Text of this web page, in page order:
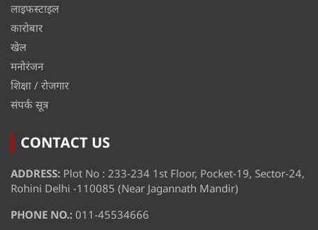
लाइफस्टाइल
कारोबार
खेल
मनोरंजन
शिक्षा / रोजगार
संपर्क सूत्र
CONTACT US
ADDRESS: Plot No : 233-234 1st Floor, Pocket-19, Sector-24,
Rohini Delhi -110085 (Near Jagannath Mandir)
PHONE NO.: 011-45534666